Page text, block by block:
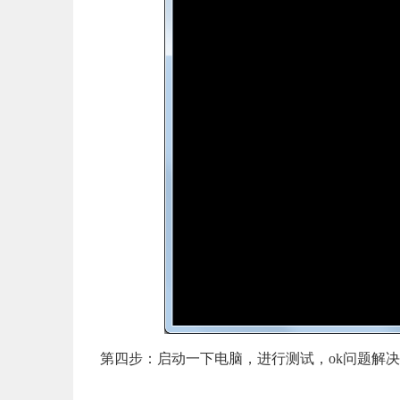
第四步：启动一下电脑，进行测试，ok问题解